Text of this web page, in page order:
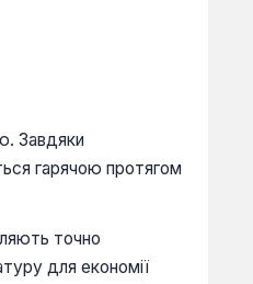
Завдяки
гарячою протягом
точно
для економії